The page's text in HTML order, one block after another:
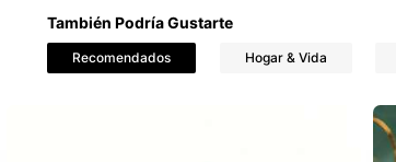
También Podría Gustarte
Recomendados Hogar & Vida